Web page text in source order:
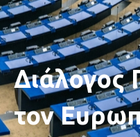
Διάλογος
τον